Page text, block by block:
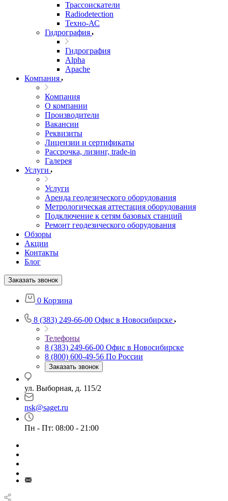
Трассоискатели
Radiodetection
Техно-АС
Гидрография
Гидрография
Alpha
Apache
Компания
Компания
О компании
Производители
Вакансии
Реквизиты
Лицензии и сертификаты
Рассрочка, лизинг, trade-in
Галерея
Услуги
Услуги
Аренда геодезического оборудования
Метрологическая аттестация оборудования
Подключение к сетям базовых станций
Ремонт геодезического оборудования
Обзоры
Акции
Контакты
Блог
Заказать звонок
0 Корзина
8 (383) 249-66-00 Офис в Новосибирске
Телефоны
8 (383) 249-66-00 Офис в Новосибирске
8 (800) 600-49-56 По России
Заказать звонок
ул. Выборная, д. 115/2
nsk@saget.ru
Пн - Пт: 08:00 - 21:00